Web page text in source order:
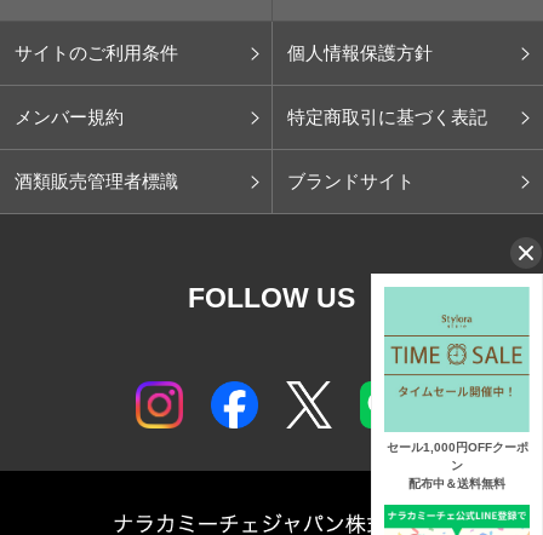
サイトのご利用条件 個人情報保護方針
メンバー規約 特定商取引に基づく表記
酒類販売管理者標識 ブランドサイト
FOLLOW US
セール1,000円OFFクーポ
ン
配布中＆送料無料